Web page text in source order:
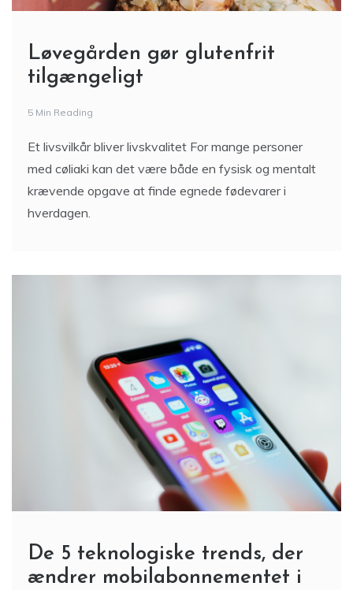
Løvegården gør glutenfrit
tilgængeligt
5 Min Reading
Et livsvilkår bliver livskvalitet For mange personer
med cøliaki kan det være både en fysisk og mentalt
krævende opgave at finde egnede fødevarer i
hverdagen.
De 5 teknologiske trends, der
ændrer mobilabonnementet i